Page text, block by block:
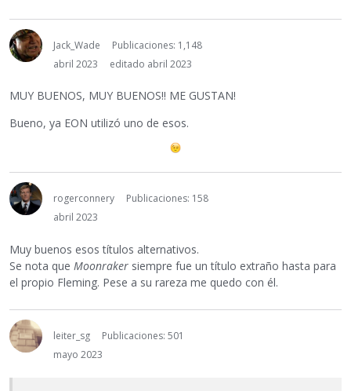
Jack_Wade
Publicaciones: 1,148
abril 2023
editado abril 2023
MUY BUENOS, MUY BUENOS!! ME GUSTAN!
Bueno, ya EON utilizó uno de esos.
rogerconnery
Publicaciones: 158
abril 2023
Muy buenos esos títulos alternativos.
Se nota que Moonraker siempre fue un título extraño hasta para
el propio Fleming. Pese a su rareza me quedo con él.
leiter_sg
Publicaciones: 501
mayo 2023